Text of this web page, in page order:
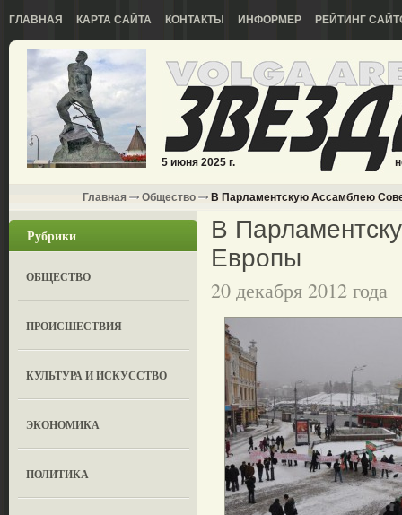
ГЛАВНАЯ КАРТА САЙТА КОНТАКТЫ ИНФОРМЕР РЕЙТИНГ
5 июня 2025 г.
Главная Общество В Парламентскую Ассамблею
Рубрики
ОБЩЕСТВО
ПРОИСШЕСТВИЯ
КУЛЬТУРА И ИСКУССТВО
ЭКОНОМИКА
ПОЛИТИКА
В
Европы
20 декабря 2012 года